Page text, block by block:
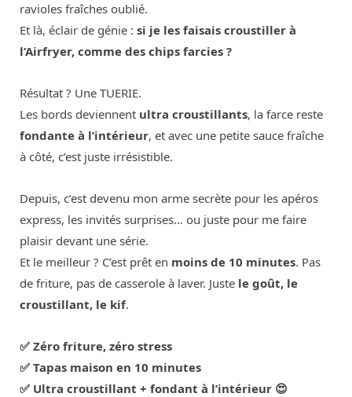
ravioles fraîches oublié.
Et là, éclair de génie : si je les faisais croustiller à
l’Airfryer, comme des chips farcies ?
Résultat ? Une TUERIE.
Les bords deviennent ultra croustillants, la farce reste
fondante à l’intérieur, et avec une petite sauce fraîche
à côté, c’est juste irrésistible.
Depuis, c’est devenu mon arme secrète pour les apéros
express, les invités surprises… ou juste pour me faire
plaisir devant une série.
Et le meilleur ? C’est prêt en moins de 10 minutes. Pas
de friture, pas de casserole à laver. Juste le goût, le
croustillant, le kif.
✅ Zéro friture, zéro stress
✅ Tapas maison en 10 minutes
✅ Ultra croustillant + fondant à l’intérieur 😍